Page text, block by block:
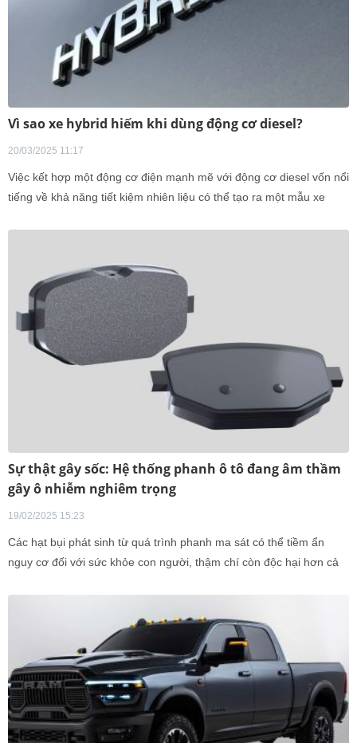
Vì sao xe hybrid hiếm khi dùng động cơ diesel?
20/03/2025 11:17
Việc kết hợp một động cơ điện mạnh mẽ với động cơ diesel vốn nổi
tiếng về khả năng tiết kiệm nhiên liệu có thể tạo ra một mẫu xe
Sự thật gây sốc: Hệ thống phanh ô tô đang âm thầm
gây ô nhiễm nghiêm trọng
19/02/2025 15:23
Các hạt bụi phát sinh từ quá trình phanh ma sát có thể tiềm ẩn
nguy cơ đối với sức khỏe con người, thậm chí còn độc hại hơn cả